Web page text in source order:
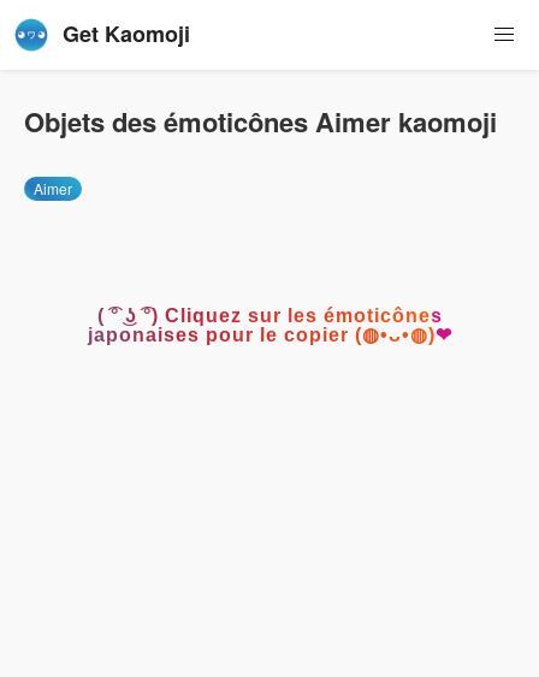
Get Kaomoji
Objets des émoticônes Aimer kaomoji
Aimer
( ͡° ͜ʖ ͡°) Cliquez sur les émoticônes
japonaises pour le copier (◍•ᴗ•◍)❤